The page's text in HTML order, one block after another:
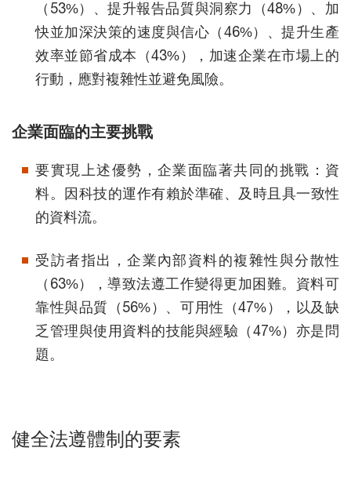
（53%）、提升報告品質與洞察力（48%）、加
快並加深決策的速度與信心（46%）、提升生產
效率並節省成本（43%），加速企業在市場上的
行動，應對複雜性並避免風險。
企業面臨的主要挑戰
要實現上述優勢，企業面臨著共同的挑戰：資
料。因科技的運作有賴於準確、及時且具一致性
的資料流。
受訪者指出，企業內部資料的複雜性與分散性
（63%），導致法遵工作變得更加困難。資料可
靠性與品質（56%）、可用性（47%），以及缺
乏管理與使用資料的技能與經驗（47%）亦是問
題。
健全法遵體制的要素